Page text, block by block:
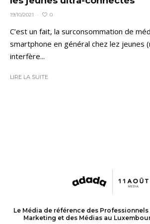
19/10/2021 · 0
C’est un fait, la surconsommation de
smartphone en général chez lez jeunes
interfère...
LIRE LA SUITE
Le Média de référence des
Marketing et des Médias au